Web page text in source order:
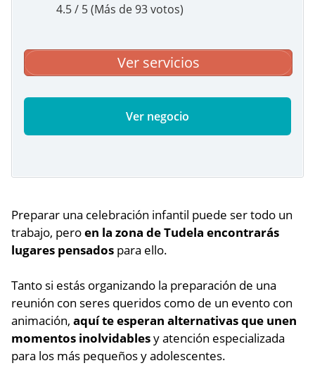
4.5 / 5 (Más de 93 votos)
Ver servicios
Ver negocio
Preparar una celebración infantil puede ser todo un
trabajo, peroen la zona de Tudela encontrarás
lugares pensados para ello.
Tanto si estás organizando la preparación de una
reunión con seres queridos como de un evento con
animación, aquí te esperan alternativas que unen
momentos inolvidablesy atención especializada
para los más pequeños y adolescentes.